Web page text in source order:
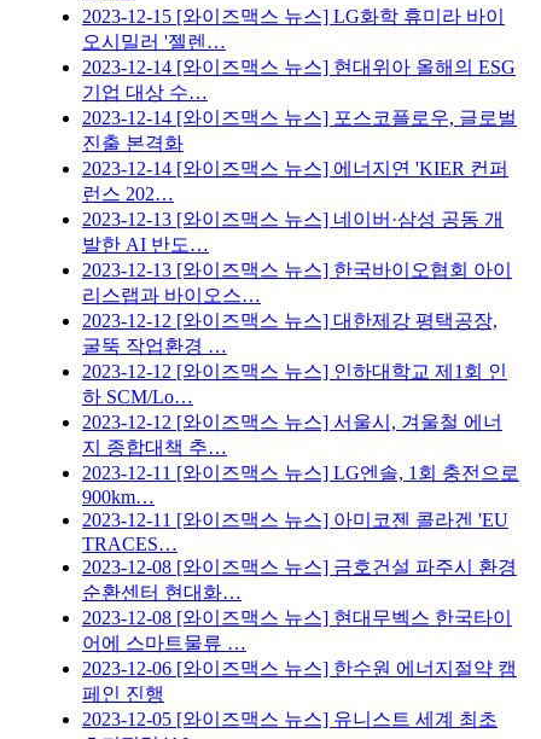
2023-12-15 [와이즈맥스 뉴스] LG화학 휴미라 바이
오시밀러 '젤렌…
2023-12-14 [와이즈맥스 뉴스] 현대위아 올해의 ESG
기업 대상 수…
2023-12-14 [와이즈맥스 뉴스] 포스코플로우, 글로벌
진출 본격화
2023-12-14 [와이즈맥스 뉴스] 에너지연 'KIER 컨퍼
런스 202…
2023-12-13 [와이즈맥스 뉴스] 네이버·삼성 공동 개
발한 AI 반도…
2023-12-13 [와이즈맥스 뉴스] 한국바이오협회 아이
리스랩과 바이오스…
2023-12-12 [와이즈맥스 뉴스] 대한제강 평택공장,
굴뚝 작업환경 …
2023-12-12 [와이즈맥스 뉴스] 인하대학교 제1회 인
하 SCM/Lo…
2023-12-12 [와이즈맥스 뉴스] 서울시, 겨울철 에너
지 종합대책 추…
2023-12-11 [와이즈맥스 뉴스] LG엔솔, 1회 충전으로
900km…
2023-12-11 [와이즈맥스 뉴스] 아미코젠 콜라겐 'EU
TRACES…
2023-12-08 [와이즈맥스 뉴스] 금호건설 파주시 환경
순환센터 현대화…
2023-12-08 [와이즈맥스 뉴스] 현대무벡스 한국타이
어에 스마트물류 …
2023-12-06 [와이즈맥스 뉴스] 한수원 에너지절약 캠
페인 진행
2023-12-05 [와이즈맥스 뉴스] 유니스트 세계 최초